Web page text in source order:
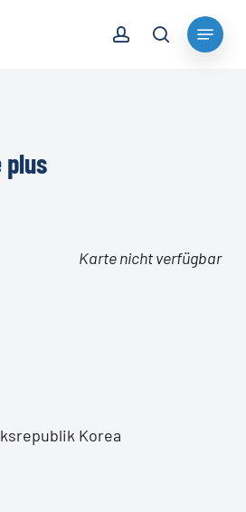
search
Menu
plus
Karte nicht verfügbar
Korea
Close